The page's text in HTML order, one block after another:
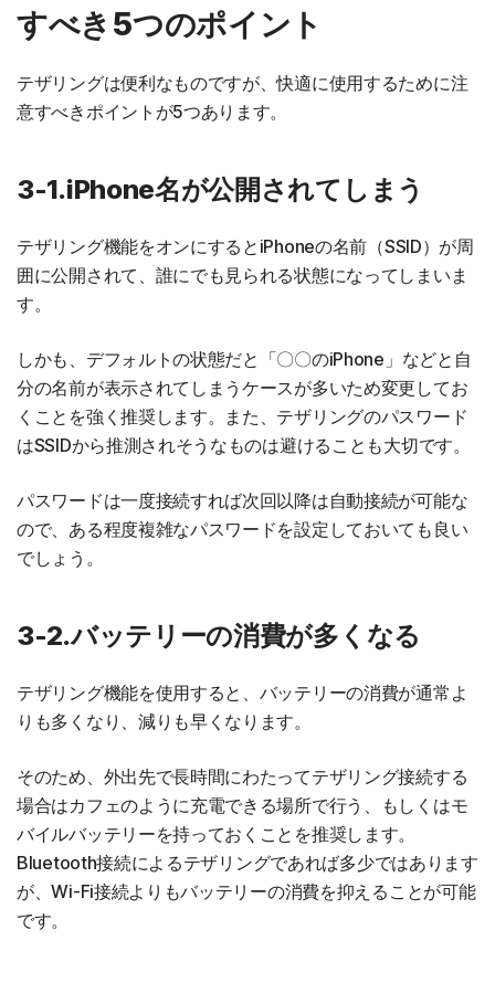
すべき5つのポイント
テザリングは便利なものですが、快適に使用するために注
意すべきポイントが5つあります。
3-1.iPhone名が公開されてしまう
テザリング機能をオンにするとiPhoneの名前（SSID）が周
囲に公開されて、誰にでも見られる状態になってしまいま
す。
しかも、デフォルトの状態だと「〇〇のiPhone」などと自
分の名前が表示されてしまうケースが多いため変更してお
くことを強く推奨します。また、テザリングのパスワード
はSSIDから推測されそうなものは避けることも大切です。
パスワードは一度接続すれば次回以降は自動接続が可能な
ので、ある程度複雑なパスワードを設定しておいても良い
でしょう。
3-2.バッテリーの消費が多くなる
テザリング機能を使用すると、バッテリーの消費が通常よ
りも多くなり、減りも早くなります。
そのため、外出先で長時間にわたってテザリング接続する
場合はカフェのように充電できる場所で行う、もしくはモ
バイルバッテリーを持っておくことを推奨します。
Bluetooth接続によるテザリングであれば多少ではあります
が、Wi-Fi接続よりもバッテリーの消費を抑えることが可能
です。